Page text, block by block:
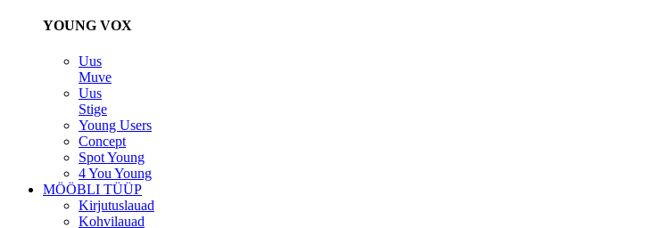
YOUNG VOX
Uus
Muve
Uus
Stige
Young Users
Concept
Spot Young
4 You Young
MÖÖBLI TÜÜP
Kirjutuslauad
Kohvilauad